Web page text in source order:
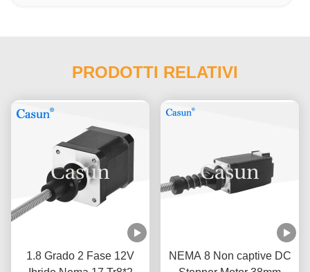
PRODOTTI RELATIVI
1.8 Grado 2 Fase 12V
NEMA 8 Non captive DC